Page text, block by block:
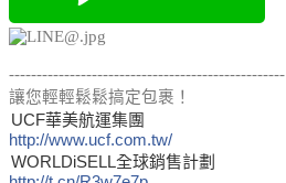
--------------------------------------------------
讓您輕輕鬆鬆搞定包裹！
UCF華美航運集團
http://www.ucf.com.tw/
WORLDiSELL全球銷售計劃